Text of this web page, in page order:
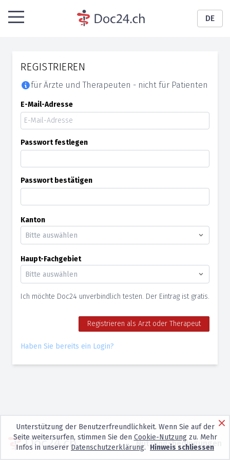
DE
REGISTRIEREN
für Ärzte und Therapeuten - nicht für Patienten
E-Mail-Adresse
Passwort festlegen
Passwort bestätigen
Kanton
Haupt-Fachgebiet
Ich möchte Doc24 unverbindlich testen. Der Eintrag ist gratis.
Registrieren als Arzt oder Therapeut
Haben Sie bereits ein Login?
Nutzungsbedingungen
Unterstützung der Benutzerfreundlichkeit. Wenn Sie auf der
Seite weitersurfen, stimmen Sie den Cookie-Nutzungzu. Mehr
Infos in unserer Datenschutzerklärung. Hinweis schliessen